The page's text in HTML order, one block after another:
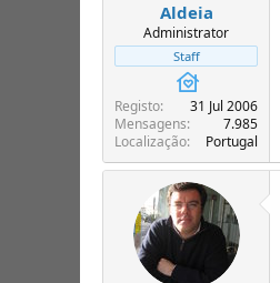
Aldeia
Administrator
Staff
Registo
31 Jul 2006
Mensagens
7.985
Localização
Portugal